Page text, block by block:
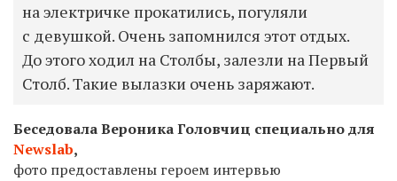
на электричке прокатились, погуляли
с девушкой. Очень запомнился этот отдых.
До этого ходил на Столбы, залезли на Первый
Столб. Такие вылазки очень заряжают.
Беседовала Вероника Головчиц специально для
Newslab,
фото предоставлены героем интервью